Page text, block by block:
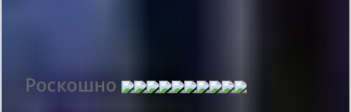
Роскошно